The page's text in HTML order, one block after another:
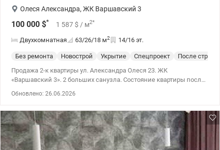
Олеся Александра, ЖК Варшавский 3
100 000 $* 1 587 $ / м2*
Двухкомнатная 63/26/18 м2 14/16 эт.
Без ремонта Новострой Укрытие Спецпроект
После
Продажа 2-к квартиры ул. Александра Олеся 23. ЖК
«Варшавский 3». 2 больших санузла. Состояние квартиры после
гостевой парковки. Внутренний двор свободен от авто. Закрытая
придомовая территория, ограничивающая доступ посторонних.
На территории жилого комплекса размещены детские и
спортивные площадки, вело роликовые дорожки. Удобная
Обновлено: 26.06.2026